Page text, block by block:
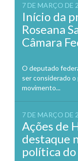
7 DE MARÇO DE
Início da
Roseana
Câmara
O deputado
ser considerado
movimento...
7 DE MARÇO DE
Ações de
destaque
política